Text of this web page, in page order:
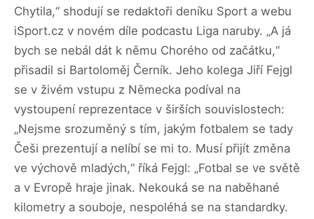
Chytila,“ shodují se redaktoři deníku Sport a webu
iSport.cz v novém díle podcastu Liga naruby. „A já
bych se nebál dát k němu Chorého od začátku,“
přisadil si Bartoloměj Černík. Jeho kolega Jiří Fejgl
se v živém vstupu z Německa podíval na
vystoupení reprezentace v širších souvislostech:
„Nejsme srozuměný s tím, jakým fotbalem se tady
Češi prezentují a nelíbí se mi to. Musí přijít změna
ve výchově mladých,“ říká Fejgl: „Fotbal se ve světě
a v Evropě hraje jinak. Nekouká se na naběhané
kilometry a souboje, nespoléhá se na standardky.